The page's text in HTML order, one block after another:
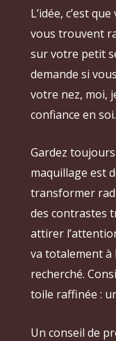
L’idée, c’est
vous trouvent
sur votre petit
demande si
votre nez, moi,
confiance en
Gardez
maquillage est
transformer
des contrastes
attirer
va totalement à
recherché.
toile raffinée :
Un conseil de